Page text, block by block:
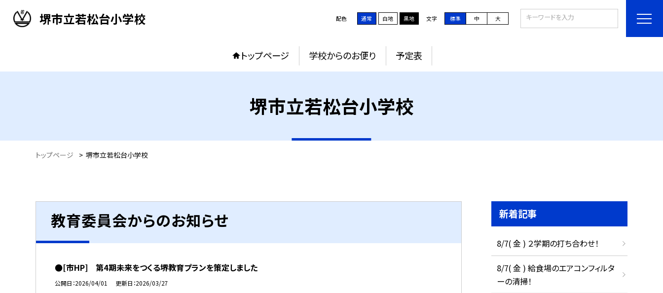
堺市立若松台小学校 配色 通常 白地 黒地 文字 標準 中 大
トップページ 学校からのお便り 予定表
堺市立若松台小学校
トップページ > 堺市立若松台小学校
教育委員会からのお知らせ
●[市HP] 第4期未来をつくる堺教育プランを策定しました
公開日 2026/04/01 更新日 2026/03/27
新着記事
8/7( 金 ) ２学期の打ち合わせ！
8/7( 金 ) 給食場のエアコンフィルタ
ーの清掃！